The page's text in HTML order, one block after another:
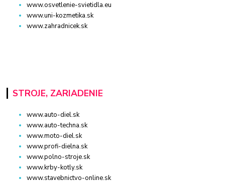
www.osvetlenie-svietidla.eu
www.uni-kozmetika.sk
www.zahradnicek.sk
STROJE, ZARIADENIE
www.auto-diel.sk
www.auto-techna.sk
www.moto-diel.sk
www.profi-dielna.sk
www.polno-stroje.sk
www.krby-kotly.sk
www.stavebnictvo-online.sk